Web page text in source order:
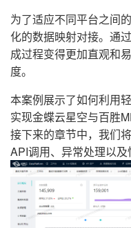
为了适应不同平台之间
化的数据映射对接。通
成过程变得更加直观和
度。
本案例展示了如何利用
实现金蝶云星空与百胜
接下来的章节中，我们
API调用、异常处理以及